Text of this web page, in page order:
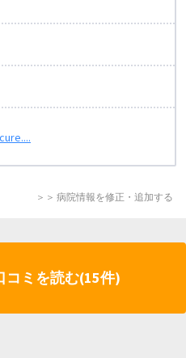
＞＞ 病院情報を修正・追加する
コミを読む(15件)